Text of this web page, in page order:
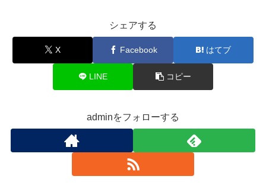
シェアする
X Facebook はてブ
LINE コピー
adminをフォローする